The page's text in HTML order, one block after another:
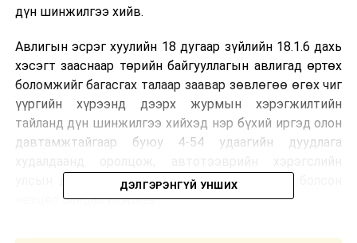
дүн шинжилгээ хийв.
Авлигын эсрэг хуулийн 18 дугаар зүйлийн 18.1.6 дахь
хэсэгт зааснаар төрийн байгууллагын авлигад өртөх
боломжийг багасгах талаар заавар зөвлөгөө өгөх чиг
үүргийн хүрээнд дээрх журмын хэрэгжилтийн
тайланд дүн шинжилгээ хийхэд нэр бүхий иргэд олон
давтамжтайгаар буюу 4-54 удаагийн дуудлага
улсын дугаарын дуудлага худалдааны ялагч болсон
нөхцөл байдал илэрлээ.
Дуудлага худалдаанд нэг иргэн олон давтамжтайгаар
ДЭЛГЭРЭНГҮЙ УНШИХ